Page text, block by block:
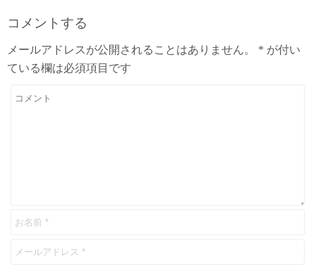
コメントする
メールアドレスが公開されることはありません。 * が付い
ている欄は必須項目です